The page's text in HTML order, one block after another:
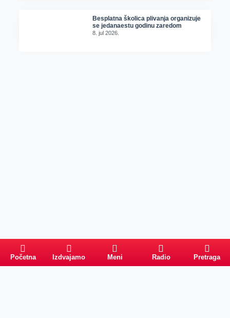
Besplatna školica plivanja organizuje
se jedanaestu godinu zaredom
8. jul 2026.
Početna Izdvajamo Meni Radio Pretraga